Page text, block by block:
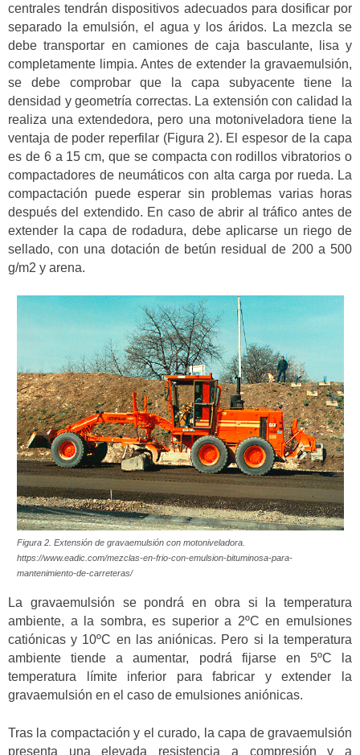
centrales tendrán dispositivos adecuados para dosificar por
separado la emulsión, el agua y los áridos. La mezcla se
debe transportar en camiones de caja basculante, lisa y
completamente limpia. Antes de extender la gravaemulsión,
se debe comprobar que la capa subyacente tiene la
densidad y geometría correctas. La extensión con calidad la
realiza una extendedora, pero una motoniveladora tiene la
ventaja de poder reperfilar (Figura 2). El espesor de la capa
es de 6 a 15 cm, que se compacta con rodillos vibratorios o
compactadores de neumáticos con alta carga por rueda. La
compactación puede esperar sin problemas varias horas
después del extendido. En caso de abrir al tráfico antes de
extender la capa de rodadura, debe aplicarse un riego de
sellado, con una dotación de betún residual de 200 a 500
g/m2 y arena.
Figura 2. Extensión de gravaemulsión con motoniveladora.
https://www.eadic.com/mezclas-en-frio-con-emulsion-bituminosa-para-
mantenimiento-de-carreteras/
La gravaemulsión se pondrá en obra si la temperatura
ambiente, a la sombra, es superior a 2ºC en emulsiones
catiónicas y 10ºC en las aniónicas. Pero si la temperatura
ambiente tiende a aumentar, podrá fijarse en 5ºC la
temperatura límite inferior para fabricar y extender la
gravaemulsión en el caso de emulsiones aniónicas.
Tras la compactación y el curado, la capa de gravaemulsión
presenta una elevada resistencia a compresión y a